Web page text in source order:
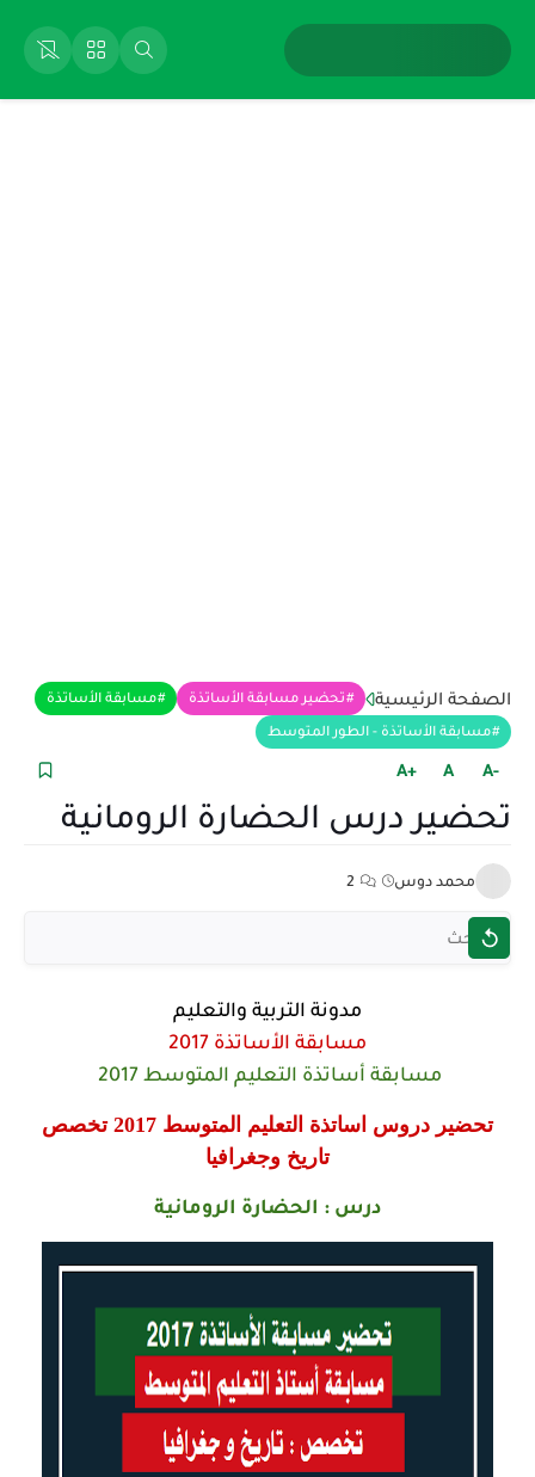
الصفحة الرئيسية تحضير مسابقة الأساتذة مسابقة الأساتذة
مسابقة الأساتذة - الطور المتوسط
+A A -A
تحضير درس الحضارة الرومانية
محمد دوس 2
مدونة التربية والتعليم
مسابقة الأساتذة 2017
مسابقة أساتذة التعليم المتوسط 2017
تحضير دروس اساتذة التعليم المتوسط 2017 تخصص
تاريخ وجغرافيا
درس : الحضارة الرومانية